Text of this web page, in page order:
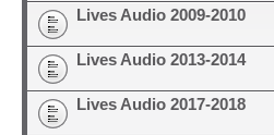
Lives Audio 2009-2010
Lives Audio 2013-2014
Lives Audio 2017-2018